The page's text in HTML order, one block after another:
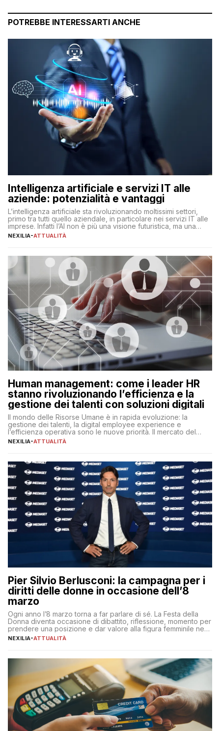
POTREBBE INTERESSARTI ANCHE
Intelligenza artificiale e servizi IT alle
aziende: potenzialità e vantaggi
L’intelligenza artificiale sta rivoluzionando moltissimi settori,
primo tra tutti quello aziendale, in particolare nei servizi IT alle
imprese. Infatti l’AI non è più una visione futuristica, ma una
realtà operativa che sta portando a un cambio significativo in
operazioni, bensì comporta […]
NEXILIA-ATTUALITÀ
Human management: come i leader HR
stanno rivoluzionando l’efficienza e la
gestione dei talenti con soluzioni digitali
Il mondo delle Risorse Umane è in rapida evoluzione: la
gestione dei talenti, la digital employee experience e
l’efficienza operativa sono le nuove priorità. Il mercato del
lavoro, d’altra parte, è sempre più competitivo con una lotta
NEXILIA-ATTUALITÀ
Pier Silvio Berlusconi: la campagna per i
diritti delle donne in occasione dell’8
marzo
Ogni anno l’8 marzo torna a far parlare di sé. La Festa della
Donna diventa occasione di dibattito, riflessione, momento per
prendere una posizione e dar valore alla figura femminile nella
sua complessità e crucialità. A lanciare un messaggio “forte e
NEXILIA-ATTUALITÀ